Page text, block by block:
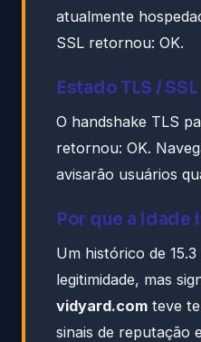
atualmente
SSL retornou: OK.
Estado TLS / SSL
O handshake TLS
retornou: OK.
avisarão usuários
Por que a idade
Um histórico de
legitimidade, mas
vidyard.com teve
sinais de reputação